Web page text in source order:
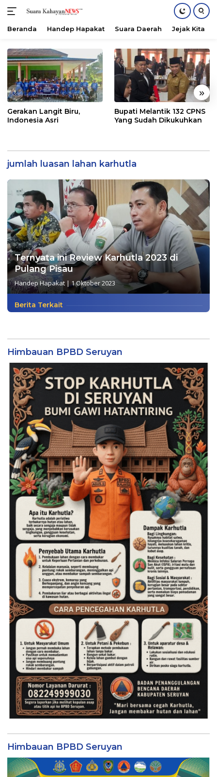
konten
Beranda Handep Hapakat Suara Daerah Jejak Kita
« »
Gerakan Langit Biru,
Indonesia Asri
Bupati Melantik 132 CPNS
Yang Sudah Dikukuhkan
jumlah luasan lahan karhutla
Ternyata ini Review Karhutla 2023 di
Pulang Pisau
Handep Hapakat |1 Oktober 2023
Berita Terkait
Himbauan BPBD Seruyan
Himbauan BPBD Seruyan